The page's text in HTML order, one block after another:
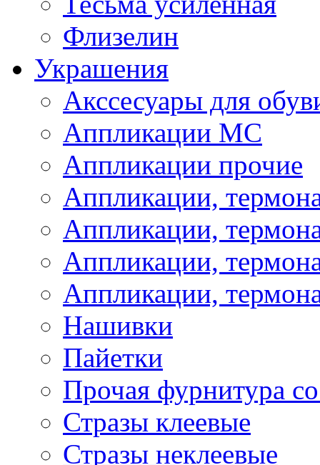
Флизелин
Украшения
Акссесуары для
Аппликации МС
Аппликации прочие
Аппликации,
Аппликации,
Аппликации,
Аппликации,
Нашивки
Пайетки
Прочая фурнитура
Стразы клеевые
Стразы неклеевые